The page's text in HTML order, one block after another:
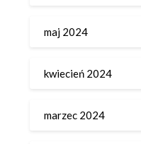
maj 2024
kwiecień 2024
marzec 2024